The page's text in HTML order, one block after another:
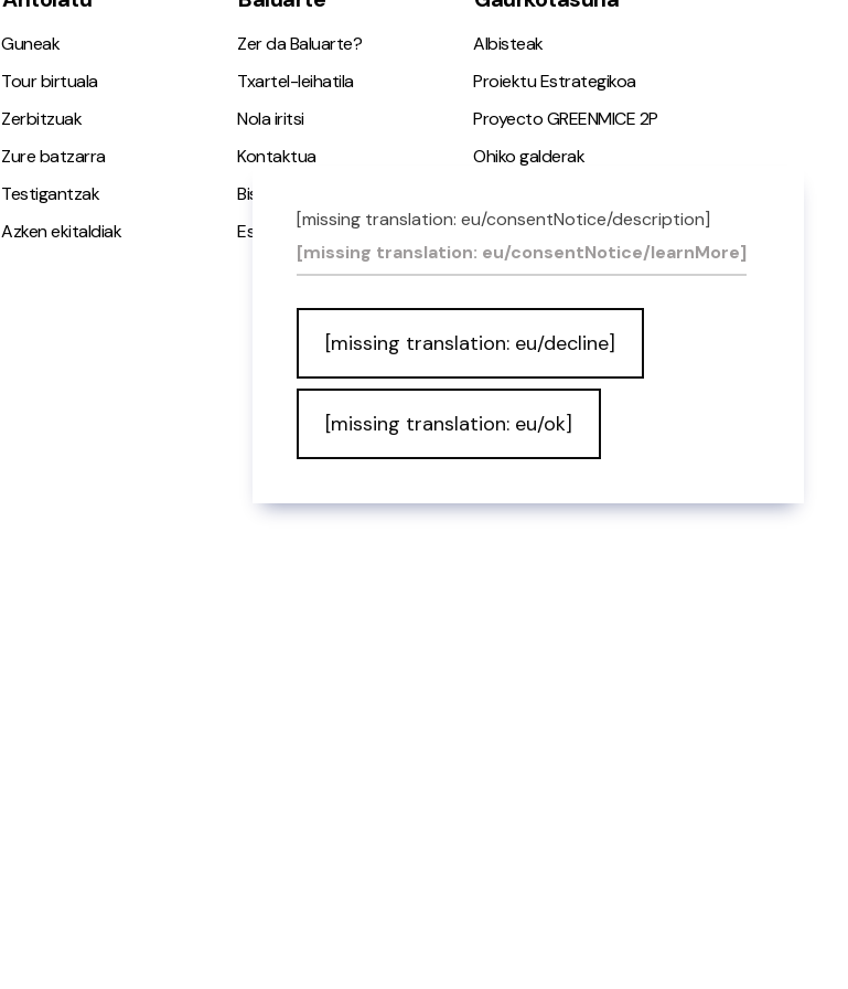
Guneak
Tour birtuala
Zerbitzuak
Zure batzarra
Testigantzak
Azken ekitaldiak
Zer da Baluarte?
Txartel-leihatila
Nola iritsi
Kontaktua
Bisita gidatuak
Espazio Irisgarria
Albisteak
Proiektu Estrategikoa
Proyecto GREENMICE 2P
Ohiko galderak
[missing translation: eu/consentNotice/description]
[missing translation: eu/consentNotice/learnMore]
[missing translation: eu/decline]
[missing translation: eu/ok]